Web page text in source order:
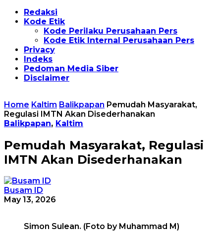
Redaksi
Kode Etik
Kode Perilaku Perusahaan Pers
Kode Etik Internal Perusahaan Pers
Privacy
Indeks
Pedoman Media Siber
Disclaimer
Home Kaltim Balikpapan Pemudah Masyarakat,
Regulasi IMTN Akan Disederhanakan
Balikpapan, Kaltim
Pemudah Masyarakat, Regulasi
IMTN Akan Disederhanakan
Busam ID
May 13, 2026
Simon Sulean. (Foto by Muhammad M)